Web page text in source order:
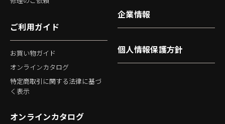
ご利用ガイド
お買い物ガイド
オンラインカタログ
特定商取引に関する法律に基づ
く表示
企業情報
個人情報保護方針
オンラインカタログ